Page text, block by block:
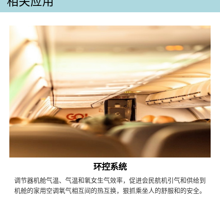
环控系统
调节器机舱气温、气温和氧女生气效率，促进会民航机引气和供给到
机舱的家用空调氧气相互间的热互换，狠抓乘坐人的舒服和的安全。